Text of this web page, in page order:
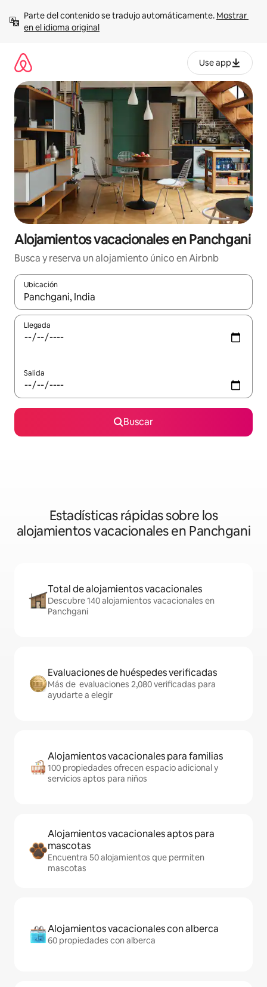
contenido
Parte del contenido se tradujo automáticamente. Mostrar
en el idioma original
Use app
Alojamientos vacacionales en Panchgani
Busca y reserva un alojamiento único en Airbnb
Ubicación
Cuando los resultados estén disponibles, podrás navegar
Llegada
Salida
Buscar
Estadísticas rápidas sobre los
alojamientos vacacionales en Panchgani
Total de alojamientos vacacionales
Descubre 140 alojamientos vacacionales en
Panchgani
Evaluaciones de huéspedes verificadas
Más de evaluaciones 2,080 verificadas para
ayudarte a elegir
Alojamientos vacacionales para familias
100 propiedades ofrecen espacio adicional y
servicios aptos para niños
Alojamientos vacacionales aptos para
mascotas
Encuentra 50 alojamientos que permiten
mascotas
Alojamientos vacacionales con alberca
60 propiedades con alberca